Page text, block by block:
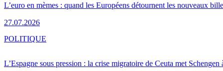
L’euro en mèmes : quand les Européens détournent les nouveaux
27.07.2026
L’Espagne sous pression : la crise migratoire de Ceuta met Schengen
POLITIQUE